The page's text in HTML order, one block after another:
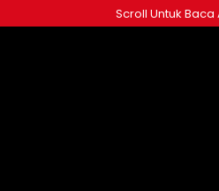
ke
Scroll Untuk Baca